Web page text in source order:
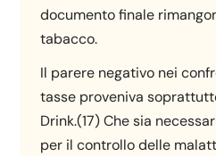
documento finale
tabacco.
Il parere negativo nei
tasse proveniva
Drink.(17) Che sia
per il controllo delle